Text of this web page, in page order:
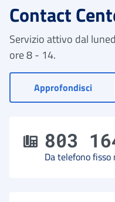
Contact
Servizio attivo dal
ore 8 - 14.
Approfondisci- Vai
803
Da telefono